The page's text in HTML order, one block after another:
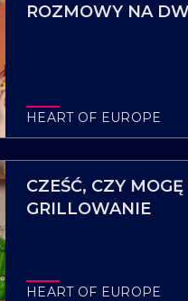
ROZMOWY NA
HEART OF EUROPE
CZEŚĆ, CZY
GRILLOWANIE
HEART OF EUROPE